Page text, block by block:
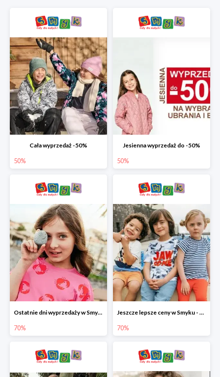
Cała wyprzedaż -50%
50%
Jesienna wyprzedaż do -50%
50%
Ostatnie dni wyprzedaży w Smyku - ubrania i buty do -70%
70%
Jeszcze lepsze ceny w Smyku - ubrania i buty do -70%
70%